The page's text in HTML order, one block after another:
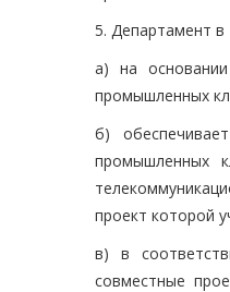
5. Департамент в
а) на
промышленных
б)
промышленных
проект которой
в) в
совместные